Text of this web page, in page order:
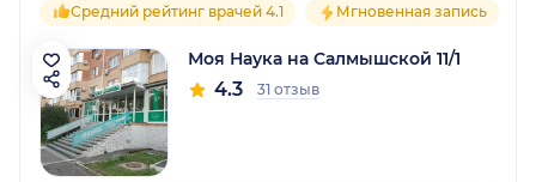
Средний рейтинг врачей 4.1 Мгновенная запись
Моя Наука на Салмышской 11/1
4.3 31 отзыв